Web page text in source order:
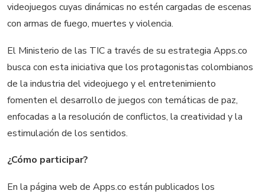
videojuegos cuyas dinámicas no estén cargadas de escenas
con armas de fuego, muertes y violencia.
El Ministerio de las TIC a través de su estrategia Apps.co
busca con esta iniciativa que los protagonistas colombianos
de la industria del videojuego y el entretenimiento
fomenten el desarrollo de juegos con temáticas de paz,
enfocadas a la resolución de conflictos, la creatividad y la
estimulación de los sentidos.
¿Cómo participar?
En la página web de Apps.co están publicados los